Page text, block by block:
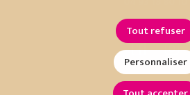
Tout refuser
Personnaliser